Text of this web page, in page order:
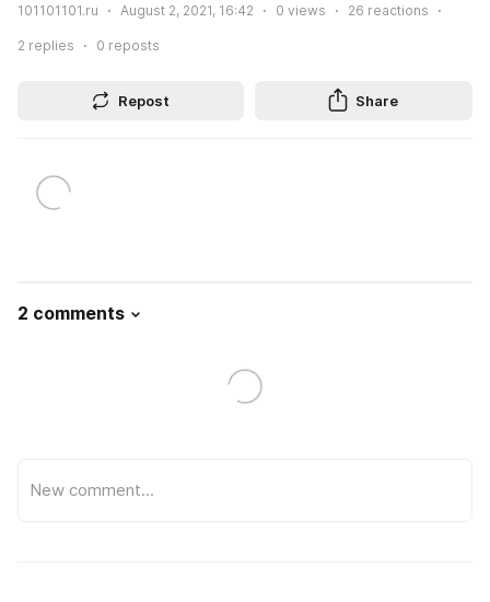
101101101.ru August 2, 2021, 16:42 0 views 26 reactions
2 replies 0 reposts
Repost Share
2 comments